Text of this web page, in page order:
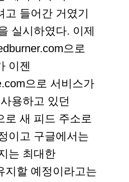
들어간 거였기
실시하였다. 이제
으로
이젠
으로 서비스가
용하고 있던
로 새 피드 주소로
이고 구글에서는
는 최대한
지할 예정이라고는